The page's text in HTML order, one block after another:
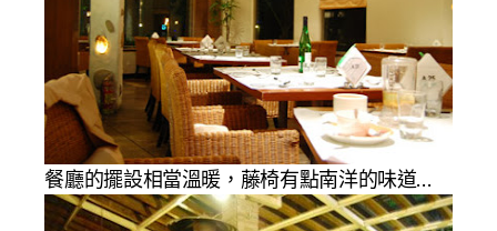
餐廳的擺設相當溫暖，藤椅有點南洋的味道…